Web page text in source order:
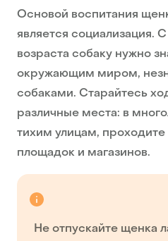
Основой воспитания
является социализация.
возраста собаку нужно
окружающим миром,
собаками. Старайтесь
различные места: в
тихим улицам,
площадок и магазинов.
Не отпускайте щенка